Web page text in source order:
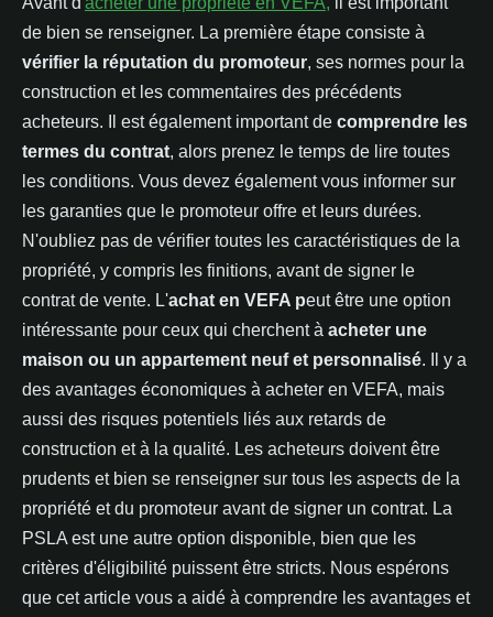
de bien se renseigner. La première étape consiste à
vérifier la réputation du promoteur, ses normes pour la
construction et les commentaires des précédents
acheteurs. Il est également important de comprendre les
termes du contrat, alors prenez le temps de lire toutes
les conditions. Vous devez également vous informer sur
les garanties que le promoteur offre et leurs durées.
N'oubliez pas de vérifier toutes les caractéristiques de la
propriété, y compris les finitions, avant de signer le
contrat de vente. L'achat en VEFA peut être une option
intéressante pour ceux qui cherchent à acheter une
maison ou un appartement neuf et personnalisé. Il y a
des avantages économiques à acheter en VEFA, mais
aussi des risques potentiels liés aux retards de
construction et à la qualité. Les acheteurs doivent être
prudents et bien se renseigner sur tous les aspects de la
propriété et du promoteur avant de signer un contrat. La
PSLA est une autre option disponible, bien que les
critères d'éligibilité puissent être stricts. Nous espérons
que cet article vous a aidé à comprendre les avantages et